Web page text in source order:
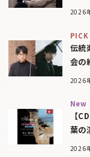
2026
PICK
伝統
会の
2026
New
【
葉の
2026